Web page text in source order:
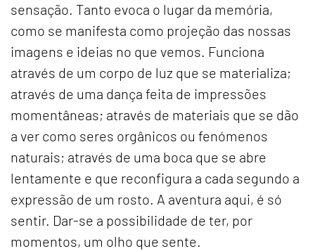
sensação. Tanto evoca o lugar da memória,
como se manifesta como projeção das nossas
imagens e ideias no que vemos. Funciona
através de um corpo de luz que se materializa;
através de uma dança feita de impressões
momentâneas; através de materiais que se dão
a ver como seres orgânicos ou fenómenos
naturais; através de uma boca que se abre
lentamente e que reconfigura a cada segundo a
expressão de um rosto. A aventura aqui, é só
sentir. Dar-se a possibilidade de ter, por
momentos, um olho que sente.